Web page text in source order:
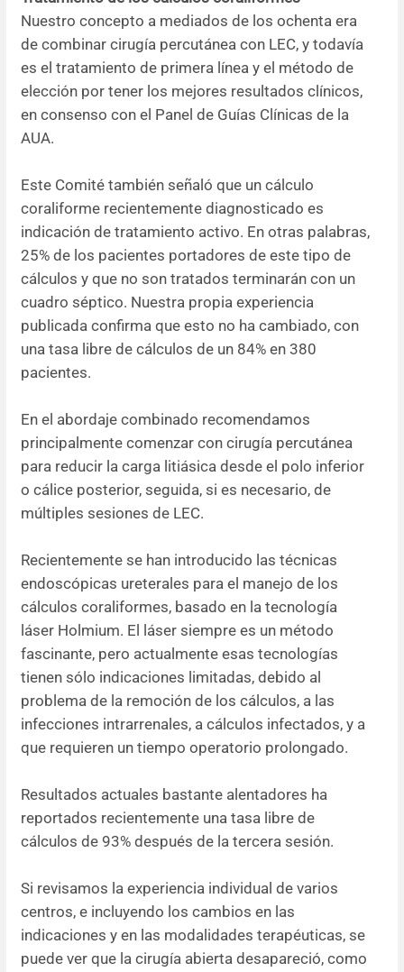
Nuestro concepto a mediados de los ochenta era
de combinar cirugía percutánea con LEC, y todavía
es el tratamiento de primera línea y el método de
elección por tener los mejores resultados clínicos,
en consenso con el Panel de Guías Clínicas de la
AUA.
Este Comité también señaló que un cálculo
coraliforme recientemente diagnosticado es
indicación de tratamiento activo. En otras palabras,
25% de los pacientes portadores de este tipo de
cálculos y que no son tratados terminarán con un
cuadro séptico. Nuestra propia experiencia
publicada confirma que esto no ha cambiado, con
una tasa libre de cálculos de un 84% en 380
pacientes.
En el abordaje combinado recomendamos
principalmente comenzar con cirugía percutánea
para reducir la carga litiásica desde el polo inferior
o cálice posterior, seguida, si es necesario, de
múltiples sesiones de LEC.
Recientemente se han introducido las técnicas
endoscópicas ureterales para el manejo de los
cálculos coraliformes, basado en la tecnología
láser Holmium. El láser siempre es un método
fascinante, pero actualmente esas tecnologías
tienen sólo indicaciones limitadas, debido al
problema de la remoción de los cálculos, a las
infecciones intrarrenales, a cálculos infectados, y a
que requieren un tiempo operatorio prolongado.
Resultados actuales bastante alentadores ha
reportados recientemente una tasa libre de
cálculos de 93% después de la tercera sesión.
Si revisamos la experiencia individual de varios
centros, e incluyendo los cambios en las
indicaciones y en las modalidades terapéuticas, se
puede ver que la cirugía abierta desapareció, como